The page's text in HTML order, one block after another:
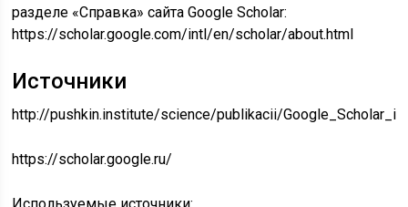
разделе «Справка» сайта Google Scholar:
https://scholar.google.com/intl/en/scholar/about.html
Источники
http://pushkin.institute/science/publikacii/
https://scholar.google.ru/